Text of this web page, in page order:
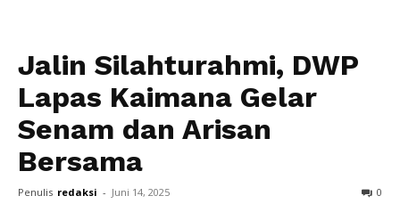
Jalin Silahturahmi, DWP
Lapas Kaimana Gelar
Senam dan Arisan
Bersama
Penulis redaksi - Juni 14, 2025 0